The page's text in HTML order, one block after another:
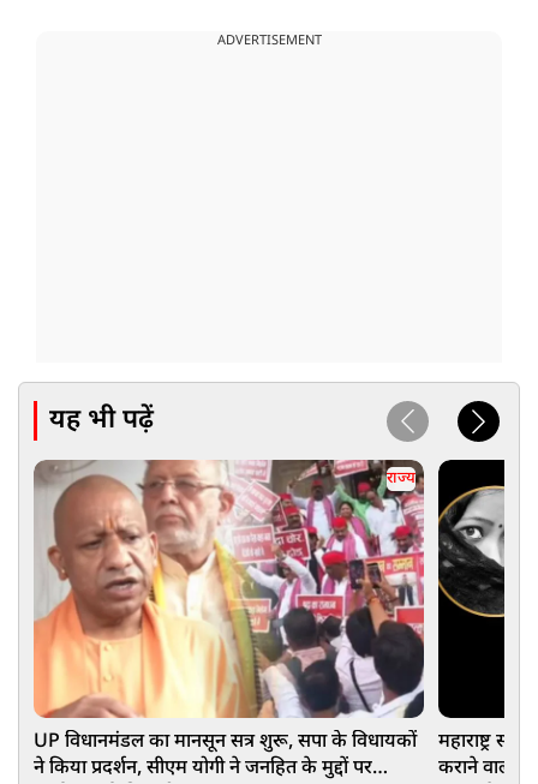
ADVERTISEMENT
यह भी पढ़ें
राज्य
UP विधानमंडल का मानसून सत्र शुरू, सपा के विधायकों
ने किया प्रदर्शन, सीएम योगी ने जनहित के मुद्दों पर
महाराष्ट्र
कराने वालों